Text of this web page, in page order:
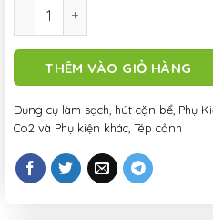
THÊM VÀO GIỎ HÀNG
Dụng cụ làm sạch, hút cặn bể, Phụ
Co2 và Phụ kiện khác, Tép cảnh